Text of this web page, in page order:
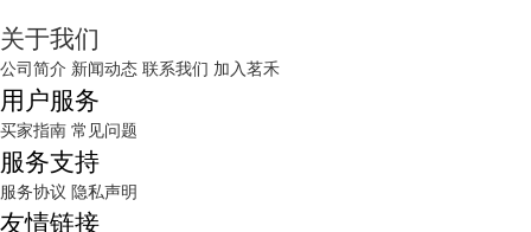
关于我们
公司简介 新闻动态 联系我们 加入茗禾
用户服务
买家指南 常见问题
服务支持
服务协议 隐私声明
友情链接